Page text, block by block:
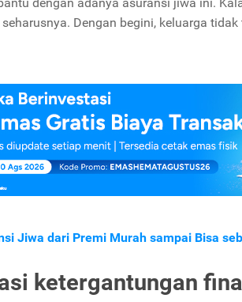
Dengan begini, keluarga
Jiwa dari Premi Murah sampai Bisa
ketergantungan